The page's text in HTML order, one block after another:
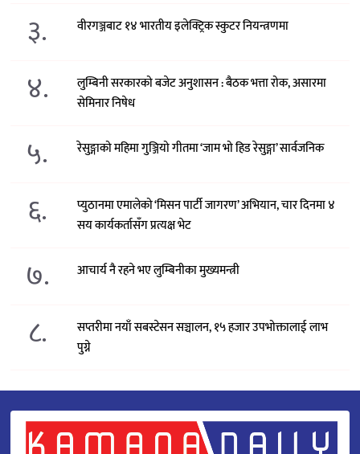
३. वीरगञ्जबाट १४ भारतीय इलेक्ट्रिक स्कुटर नियन्त्रणमा
४.
लुम्बिनी सरकारको बजेट अनुशासन : बैठक भत्ता रोक, असारमा
सेमिनार निषेध
५. रेसुङ्गाको महिमा गुञ्जियो गीतमा ‘जाम भो हिड रेसुङ्गा’ सार्वजनिक
६.
प्युठानमा एमालेको ‘मिसन पार्टी जागरण’ अभियान, चार दिनमा ४
सय कार्यकर्तासँग प्रत्यक्ष भेट
७. आचार्य नै रहने भए लुम्बिनीका मुख्यमन्त्री
८.
सप्तरीमा नयाँ सबस्टेसन सञ्चालन, १५ हजार उपभोक्तालाई लाभ
पुग्ने